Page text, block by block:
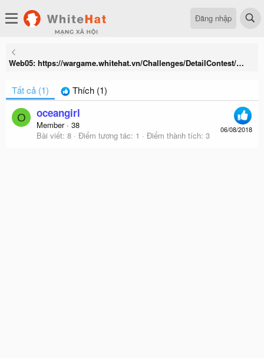
Đăng nhập
Web05: https://wargame.whitehat.vn/Challenges/DetailContest/458 DOWN?
Tất cả (1) Thích (1)
O
06/08/2018
oceangirl
Member · 38
Bài viết 8 Điểm tương tác 1 Điểm thành tích 3